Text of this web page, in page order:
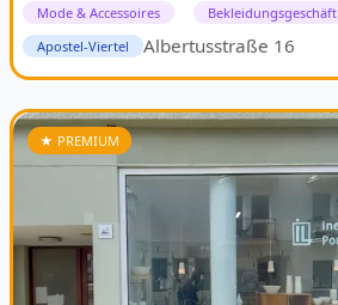
Mode & Accessoires
Bekleidungsgeschäft
Apostel-Viertel
Albertusstraße 16
★ PREMIUM